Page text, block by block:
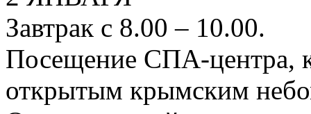
Завтрак с 8.00 – 10.00.
Посещение СПА-центра,
открытым крымским